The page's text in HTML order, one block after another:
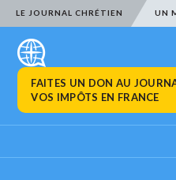
LE JOURNAL CHRÉTIEN UN
FAITES UN DON AU
VOS IMPÔTS EN FRANCE